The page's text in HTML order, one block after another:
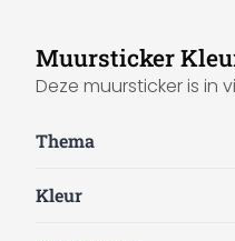
Muursticker
Deze muursticker is in
Thema
Kleur